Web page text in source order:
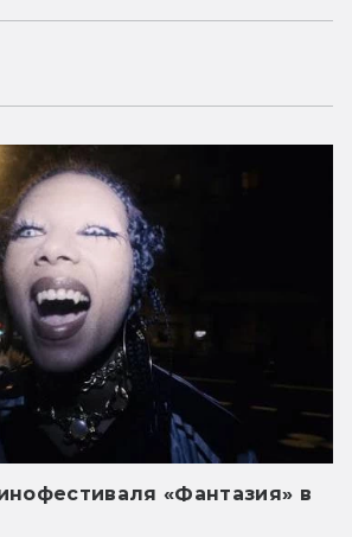
«Фантазия» в